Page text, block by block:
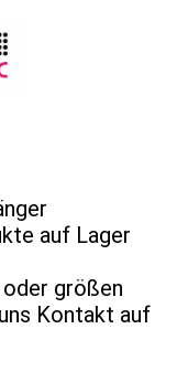
auf Lager
größen
Kontakt auf